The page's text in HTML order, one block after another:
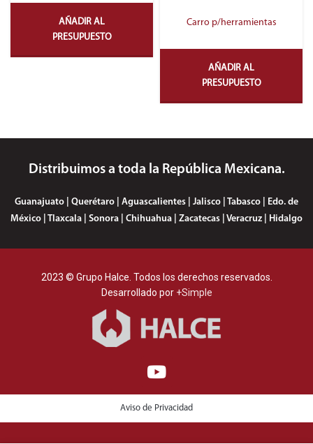
AÑADIR AL
PRESUPUESTO
Carro p/herramientas
AÑADIR AL
PRESUPUESTO
Distribuimos a toda la República Mexicana.
Guanajuato | Querétaro | Aguascalientes | Jalisco | Tabasco | Edo. de
México | Tlaxcala | Sonora | Chihuahua | Zacatecas | Veracruz | Hidalgo
2023 © Grupo Halce. Todos los derechos reservados.
Desarrollado por +Simple
Aviso de Privacidad